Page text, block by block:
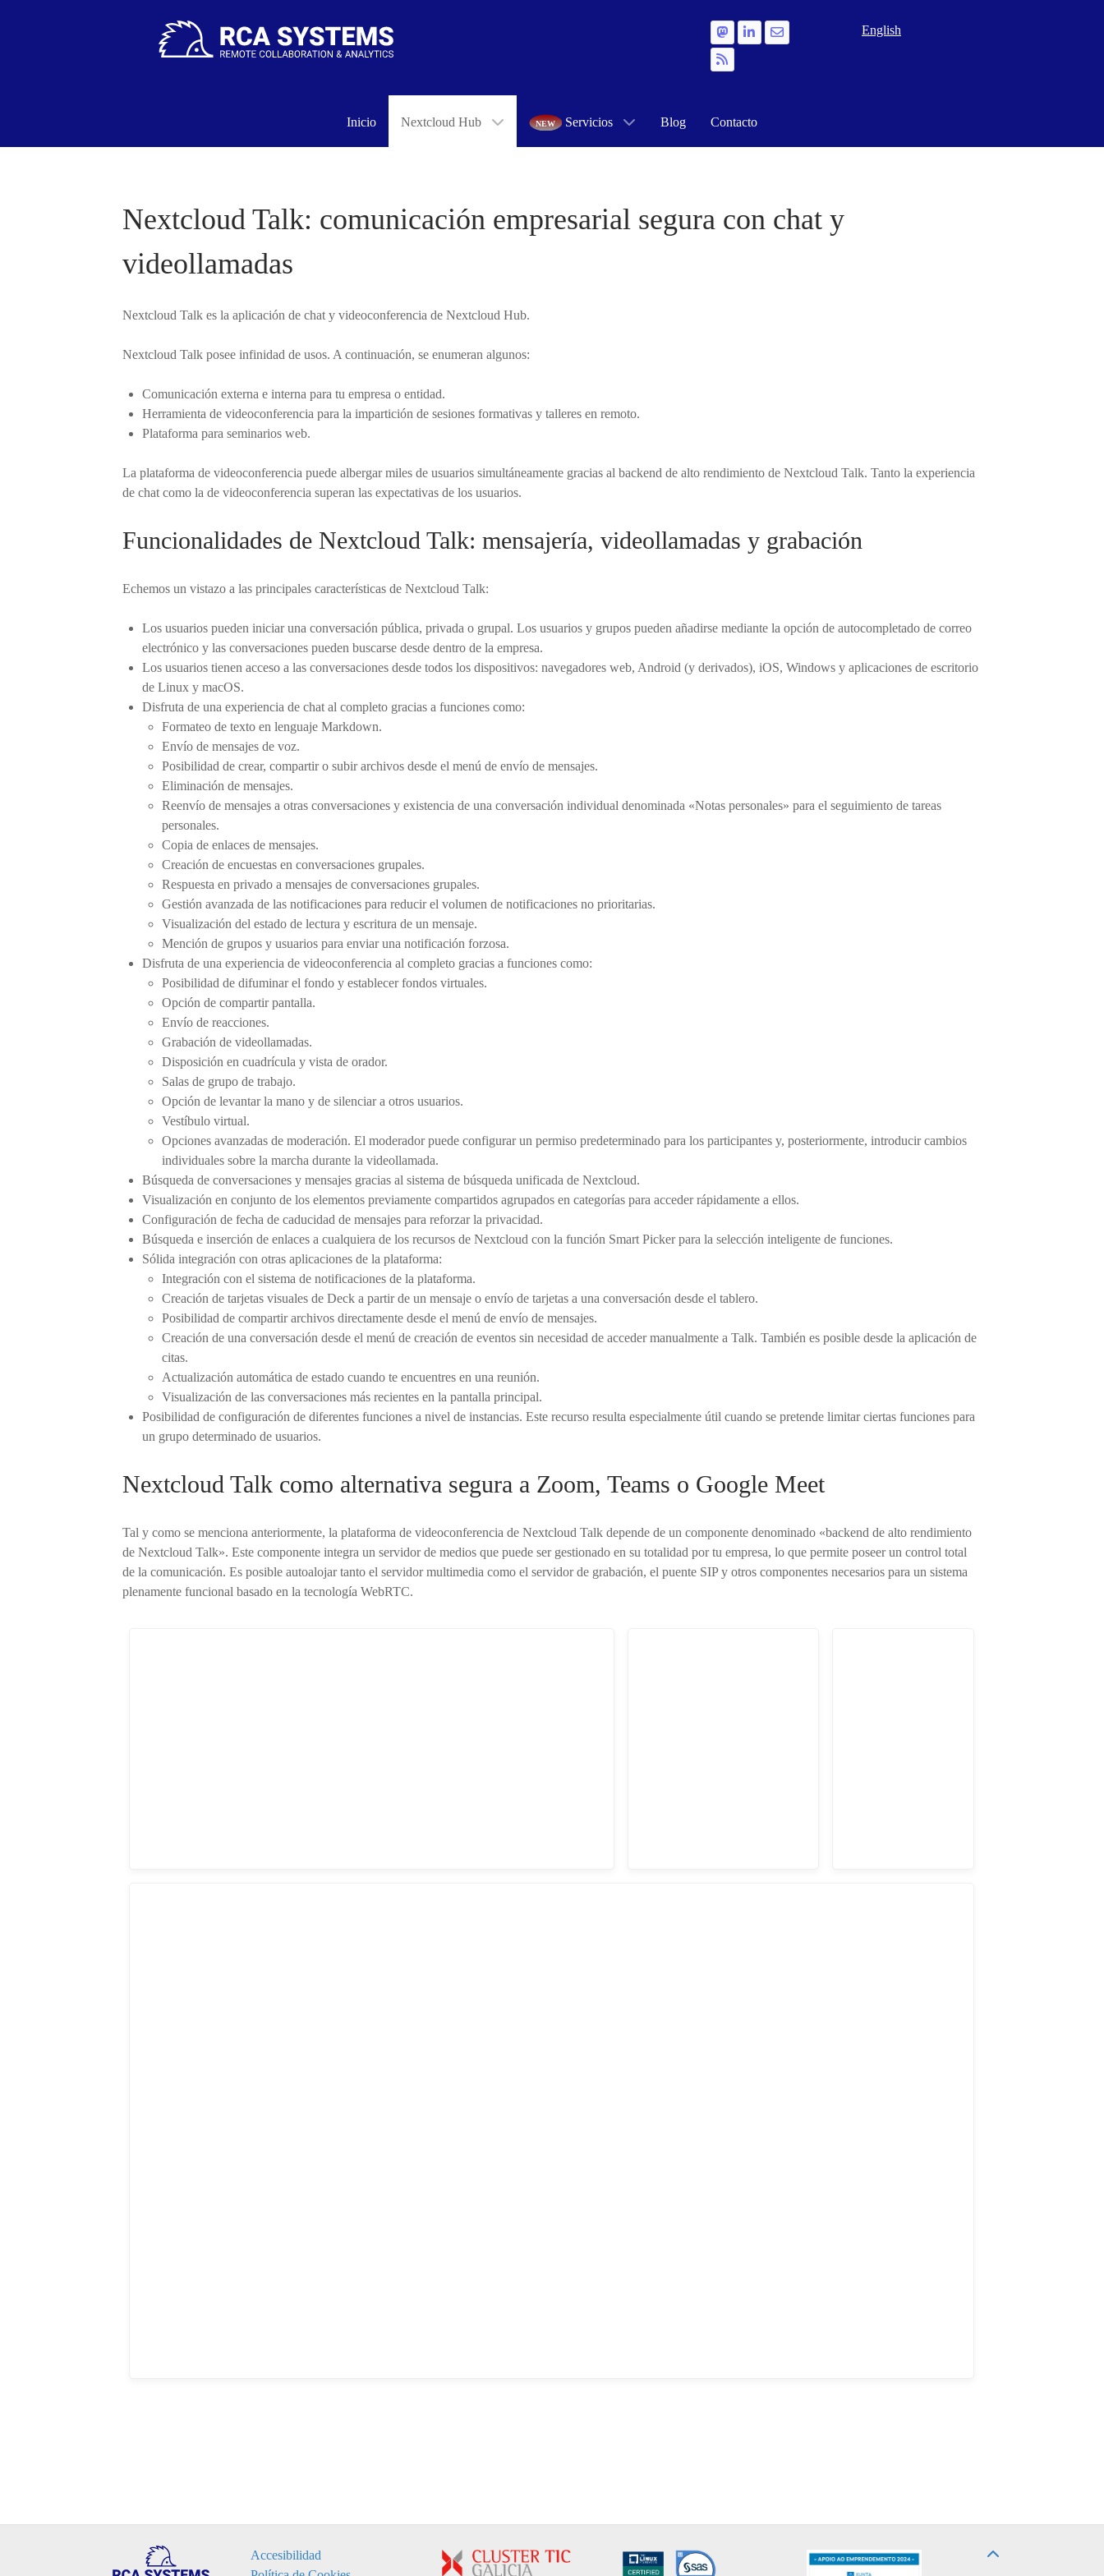
Seleccione su idioma
English
Inicio Nextcloud Hub Servicios Blog Contacto
Nextcloud Talk: comunicación empresarial segura con chat y
videollamadas
Nextcloud Talk es la aplicación de chat y videoconferencia de Nextcloud Hub.
Nextcloud Talk posee infinidad de usos. A continuación, se enumeran algunos:
Comunicación externa e interna para tu empresa o entidad.
Herramienta de videoconferencia para la impartición de sesiones formativas y talleres en remoto.
Plataforma para seminarios web.
La plataforma de videoconferencia puede albergar miles de usuarios simultáneamente gracias al backend de alto rendimiento de Nextcloud Talk. Tanto la experiencia
de chat como la de videoconferencia superan las expectativas de los usuarios.
Funcionalidades de Nextcloud Talk: mensajería, videollamadas y grabación
Echemos un vistazo a las principales características de Nextcloud Talk:
Los usuarios pueden iniciar una conversación pública, privada o grupal. Los usuarios y grupos pueden añadirse mediante la opción de autocompletado de correo
electrónico y las conversaciones pueden buscarse desde dentro de la empresa.
Los usuarios tienen acceso a las conversaciones desde todos los dispositivos: navegadores web, Android (y derivados), iOS, Windows y aplicaciones de escritorio
de Linux y macOS.
Disfruta de una experiencia de chat al completo gracias a funciones como:
Formateo de texto en lenguaje Markdown.
Envío de mensajes de voz.
Posibilidad de crear, compartir o subir archivos desde el menú de envío de mensajes.
Eliminación de mensajes.
Reenvío de mensajes a otras conversaciones y existencia de una conversación individual denominada «Notas personales» para el seguimiento de tareas
personales.
Copia de enlaces de mensajes.
Creación de encuestas en conversaciones grupales.
Respuesta en privado a mensajes de conversaciones grupales.
Gestión avanzada de las notificaciones para reducir el volumen de notificaciones no prioritarias.
Visualización del estado de lectura y escritura de un mensaje.
Mención de grupos y usuarios para enviar una notificación forzosa.
Disfruta de una experiencia de videoconferencia al completo gracias a funciones como:
Posibilidad de difuminar el fondo y establecer fondos virtuales.
Opción de compartir pantalla.
Envío de reacciones.
Grabación de videollamadas.
Disposición en cuadrícula y vista de orador.
Salas de grupo de trabajo.
Opción de levantar la mano y de silenciar a otros usuarios.
Vestíbulo virtual.
Opciones avanzadas de moderación. El moderador puede configurar un permiso predeterminado para los participantes y, posteriormente, introducir cambios
individuales sobre la marcha durante la videollamada.
Búsqueda de conversaciones y mensajes gracias al sistema de búsqueda unificada de Nextcloud.
Visualización en conjunto de los elementos previamente compartidos agrupados en categorías para acceder rápidamente a ellos.
Configuración de fecha de caducidad de mensajes para reforzar la privacidad.
Búsqueda e inserción de enlaces a cualquiera de los recursos de Nextcloud con la función Smart Picker para la selección inteligente de funciones.
Sólida integración con otras aplicaciones de la plataforma:
Integración con el sistema de notificaciones de la plataforma.
Creación de tarjetas visuales de Deck a partir de un mensaje o envío de tarjetas a una conversación desde el tablero.
Posibilidad de compartir archivos directamente desde el menú de envío de mensajes.
Creación de una conversación desde el menú de creación de eventos sin necesidad de acceder manualmente a Talk. También es posible desde la aplicación de
citas.
Actualización automática de estado cuando te encuentres en una reunión.
Visualización de las conversaciones más recientes en la pantalla principal.
Posibilidad de configuración de diferentes funciones a nivel de instancias. Este recurso resulta especialmente útil cuando se pretende limitar ciertas funciones para
un grupo determinado de usuarios.
Nextcloud Talk como alternativa segura a Zoom, Teams o Google Meet
Tal y como se menciona anteriormente, la plataforma de videoconferencia de Nextcloud Talk depende de un componente denominado «backend de alto rendimiento
de Nextcloud Talk». Este componente integra un servidor de medios que puede ser gestionado en su totalidad por tu empresa, lo que permite poseer un control total
de la comunicación. Es posible autoalojar tanto el servidor multimedia como el servidor de grabación, el puente SIP y otros componentes necesarios para un sistema
plenamente funcional basado en la tecnología WebRTC.
Accesibilidad